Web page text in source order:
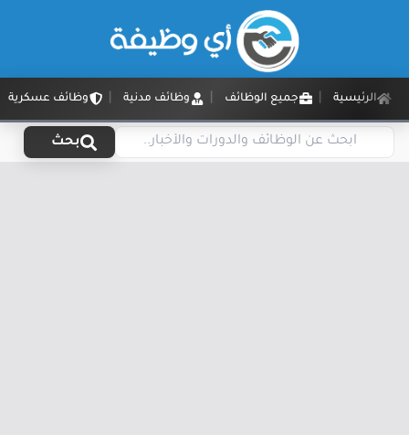
الرئيسية جميع الوظائف وظائف مدنية وظائف عسكرية
بحث